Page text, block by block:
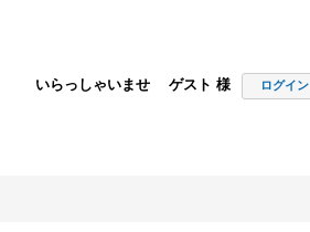
いらっしゃいませ ゲスト 様 ログイン